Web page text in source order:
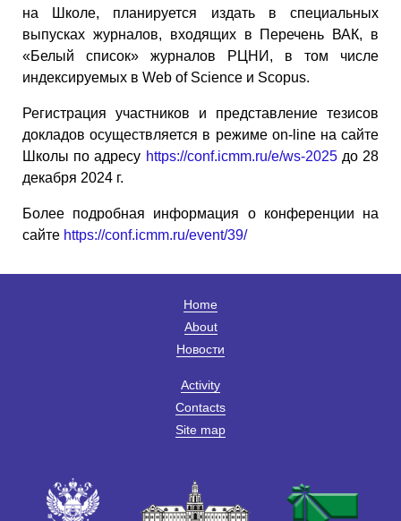
на Школе, планируется издать в специальных
выпусках журналов, входящих в Перечень ВАК, в
«Белый список» журналов РЦНИ, в том числе
индексируемых в Web of Science и Scopus.
Регистрация участников и представление тезисов
докладов осуществляется в режиме on-line на сайте
Школы по адресу https://conf.icmm.ru/e/ws-2025до 28
декабря 2024 г.
Более подробная информация о конференции на
сайте https://conf.icmm.ru/event/39/
Home
About
Новости
Activity
Contacts
Site map